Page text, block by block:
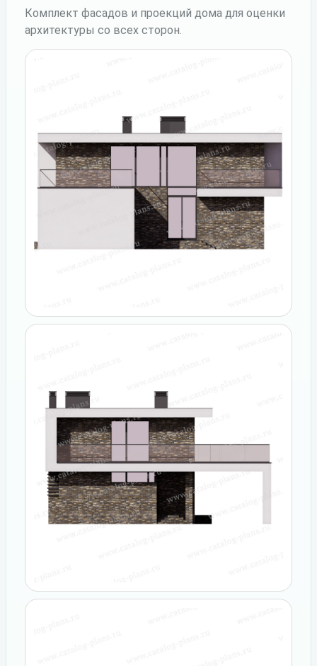
Комплект фасадов и проекций дома для оценки
архитектуры со всех сторон.